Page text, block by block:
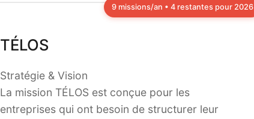
TÉLOS
Stratégie & Vision
La mission TÉLOS est conçue pour les
entreprises qui ont besoin de structurer leur
9 missions/an • 4 restantes pour 2026